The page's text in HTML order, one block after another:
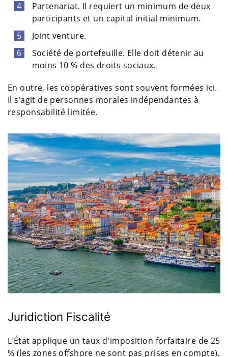
Partenariat. Il requiert un minimum de deux
participants et un capital initial minimum.
Joint venture.
Société de portefeuille. Elle doit détenir au
moins 10 % des droits sociaux.
En outre, les coopératives sont souvent formées ici.
Il s'agit de personnes morales indépendantes à
responsabilité limitée.
Juridiction Fiscalité
L'État applique un taux d'imposition forfaitaire de 25
% (les zones offshore ne sont pas prises en compte).